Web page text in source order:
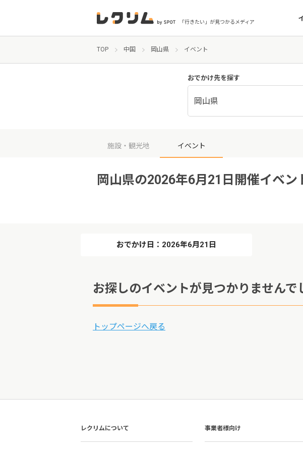
「行きたい」が見つかるメディア
TOP 中国 岡山県 イベント
おでかけ先を探す
岡山県
施設・観光地 イベント
岡山県の2026年6月21日開催イベン
おでかけ日：2026年6月21日
お探しのイベントが見つかりませんで
トップページへ戻る
レクリムについて 事業者様向け